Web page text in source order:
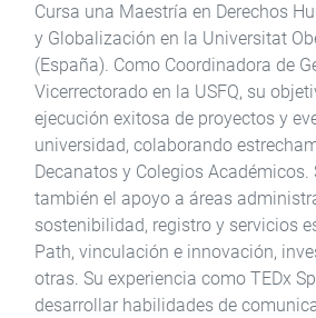
Cursa una Maestría en Derechos
y Globalización en la Universitat
(España). Como Coordinadora de
Vicerrectorado en la USFQ, su
ejecución exitosa de proyectos y
universidad, colaborando
Decanatos y Colegios
también el apoyo a áreas
sostenibilidad, registro y servicios
Path, vinculación e innovación,
otras. Su experiencia como TEDx
desarrollar habilidades de